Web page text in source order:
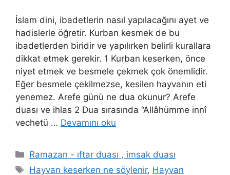
İslam dini, ibadetlerin nasıl yapılacağını ayet ve
hadislerle öğretir. Kurban kesmek de bu
ibadetlerden biridir ve yapılırken belirli kurallara
dikkat etmek gerekir. 1 Kurban keserken, önce
niyet etmek ve besmele çekmek çok önemlidir.
Eğer besmele çekilmezse, kesilen hayvanın eti
yenemez. Arefe günü ne dua okunur? Arefe
duası ve ihlas 2 Dua sırasında “Allâhümme innî
vechetü … Devamını oku
Ramazan - ıftar duası , imsak duası
Hayvan keserken ne söylenir, Hayvan